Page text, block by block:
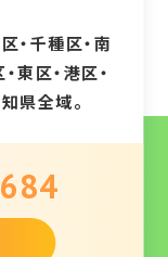
・千種区・南
東区・港区・
県全域。